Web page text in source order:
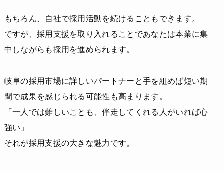
もちろん、自社で採用活動を続けることもできます。
ですが、採用支援を取り入れることであなたは本業に集
中しながらも採用を進められます。
岐阜の採用市場に詳しいパートナーと手を組めば短い期
間で成果を感じられる可能性も高まります。
「一人では難しいことも、伴走してくれる人がいれば心
強い」
それが採用支援の大きな魅力です。